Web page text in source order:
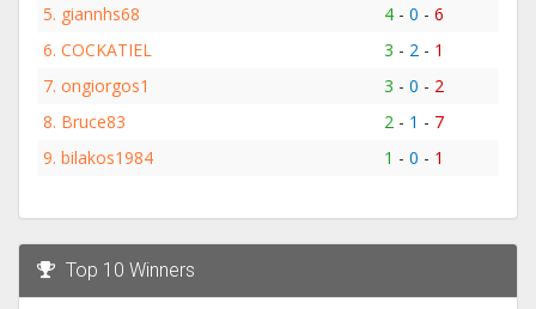
5. giannhs68 4- 0 - 6
6. COCKATIEL 3 - 2 - 1
7. ongiorgos1 3 - 0 - 2
8. Bruce83 2 - 1 - 7
9. bilakos1984 1 - 0 - 1
Top 10 Winners